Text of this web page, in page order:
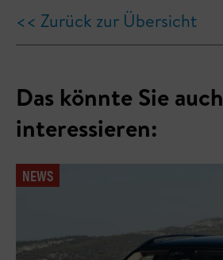
<< Zurück zur Übersicht
Das könnte Sie auch
interessieren:
NEWS